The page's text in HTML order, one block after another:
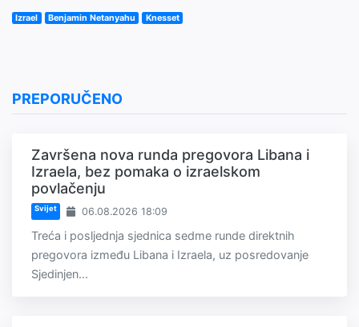
Izrael Benjamin Netanyahu Knesset
PREPORUČENO
Završena nova runda pregovora Libana i
Izraela, bez pomaka o izraelskom
povlačenju
Svijet 06.08.2026 18:09
Treća i posljednja sjednica sedme runde direktnih
pregovora između Libana i Izraela, uz posredovanje
Sjedinjen...